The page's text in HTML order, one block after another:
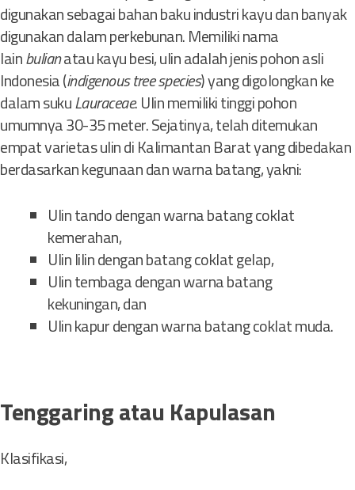
digunakan sebagai bahan baku industri kayu dan banyak
digunakan dalam perkebunan. Memiliki nama
lainbulianatau kayu besi, ulin adalah jenis pohon asli
Indonesia (indigenous tree species) yang digolongkan ke
dalam sukuLauraceae. Ulin memiliki tinggi pohon
umumnya 30-35 meter. Sejatinya, telah ditemukan
empat varietas ulin di Kalimantan Barat yang dibedakan
berdasarkan kegunaan dan warna batang, yakni:
Ulin tando dengan warna batang coklat
kemerahan,
Ulin lilin dengan batang coklat gelap,
Ulin tembaga dengan warna batang
kekuningan, dan
Ulin kapur dengan warna batang coklat muda.
Tenggaring atau Kapulasan
Klasifikasi,